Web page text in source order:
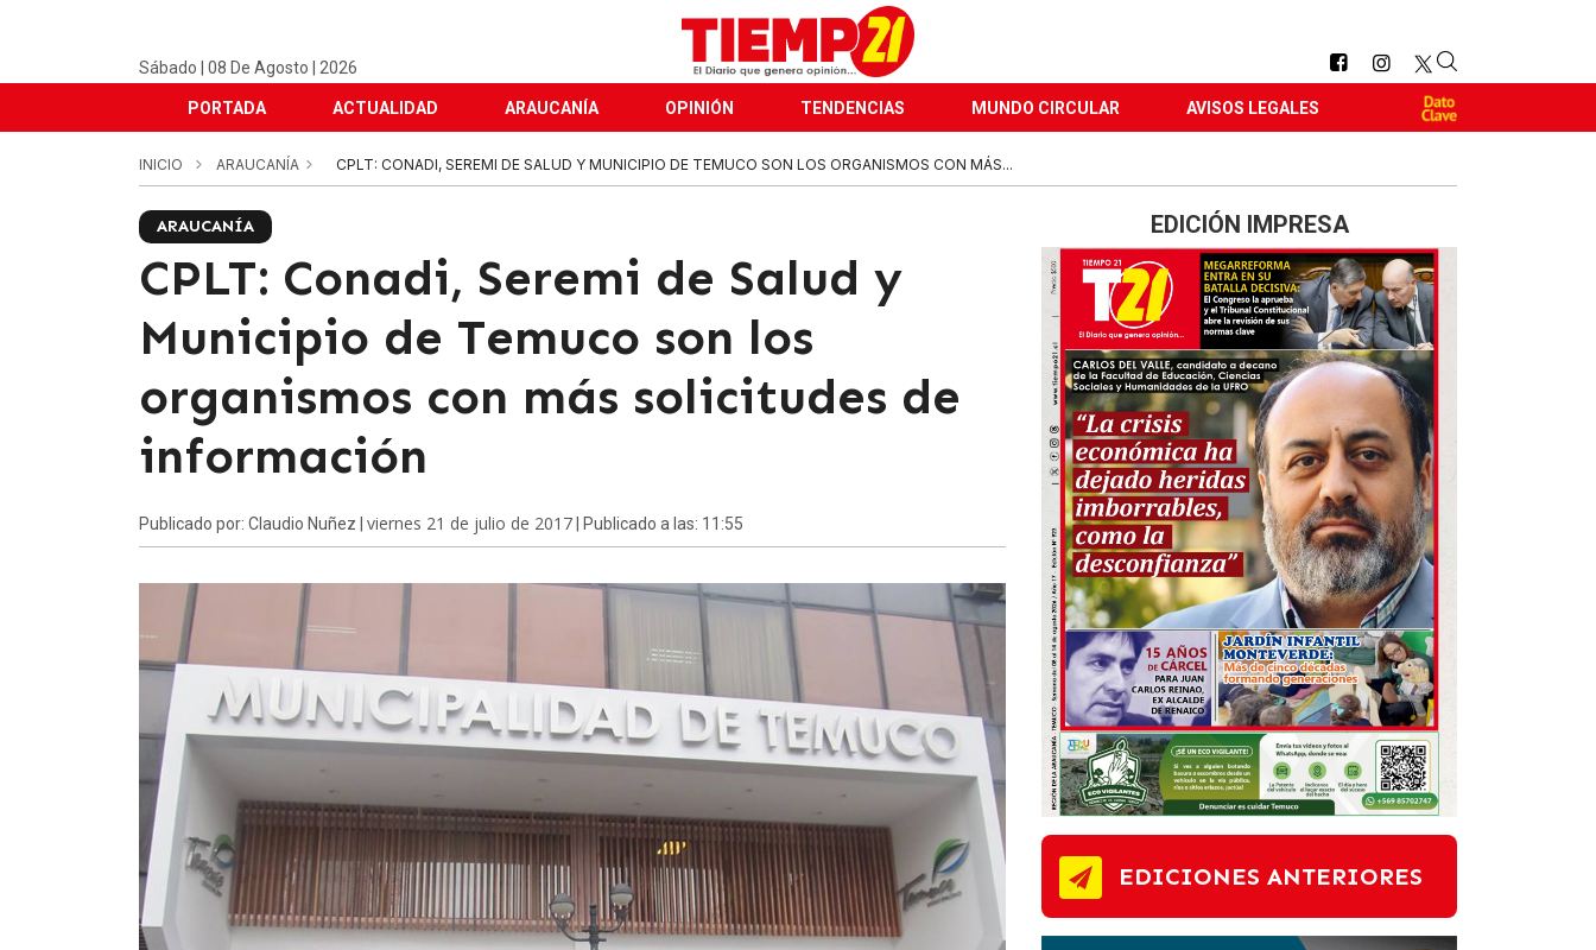
Sábado | 08 De Agosto | 2026
PORTADA ACTUALIDAD ARAUCANÍA OPINIÓN TENDENCIAS MUNDO CIRCULAR AVISOS LEGALES
INICIO ARAUCANÍA CPLT: CONADI, SEREMI DE SALUD Y MUNICIPIO DE TEMUCO SON LOS ORGANISMOS CON MÁS...
ARAUCANÍA
CPLT: Conadi, Seremi de Salud y
Municipio de Temuco son los
organismos con más solicitudes de
información
Publicado por: Claudio Nuñez | viernes 21 de julio de 2017 | Publicado a las: 11:55
EDICIÓN IMPRESA
EDICIONES ANTERIORES